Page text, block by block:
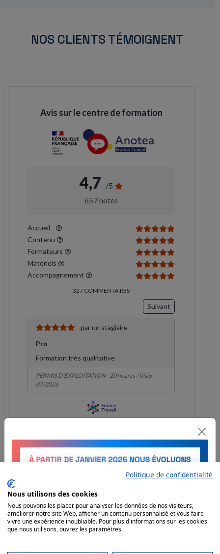
NOS CLIENTS TÉMOIGNENT
AKTIVEO FORMATION
PARTOUT EN FRANCE
Découvrez les formations prévues
autour de chez vous !
Politique de confidentialité
Nous utilisons des cookies
Nous pouvons les placer pour analyser les données de nos visiteurs,
améliorer notre site Web, afficher un contenu personnalisé et vous faire
vivre une expérience inoubliable. Pour plus d'informations sur les cookies
que nous utilisons, ouvrez les paramètres.